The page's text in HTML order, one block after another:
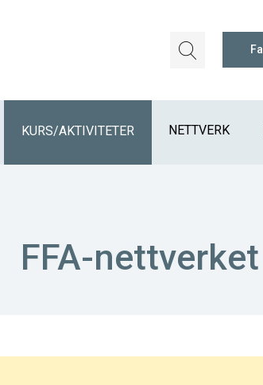
KURS/AKTIVITETER NETTVERK
FFA-nettverket